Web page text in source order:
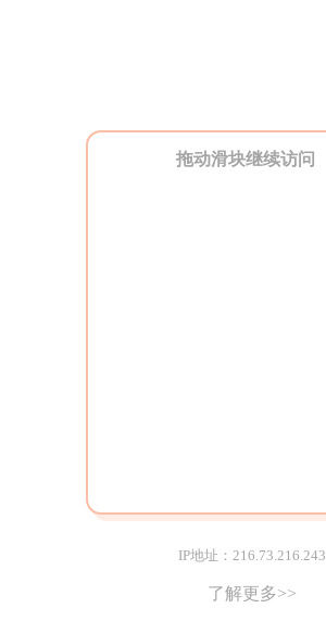
拖动滑块继续访问
IP地址：216.73.216.243
了解更多>>